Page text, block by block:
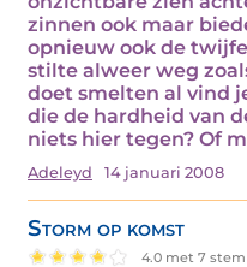
zinnen ook maar
opnieuw ook de
stilte alweer weg
doet smelten al vind
die de hardheid van
niets hier tegen? Of
Adeleyd 14 januari 2008
Storm op komst
4.0 met 7